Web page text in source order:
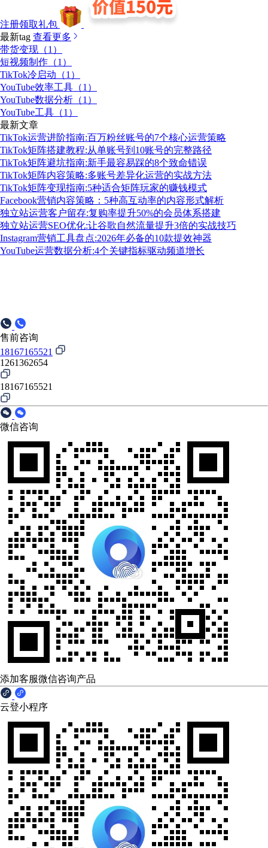
注册领取礼包
最新tag 查看更多
带货变现（1）
短视频制作（1）
TikTok冷启动（1）
YouTube效率工具（1）
YouTube数据分析（1）
YouTube工具（1）
最新文章
TikTok运营进阶指南:百万粉丝账号的7个核心运营策略
TikTok矩阵搭建教程:从单账号到10账号的完整路径
TikTok矩阵避坑指南:新手最容易踩的8个致命错误
TikTok矩阵内容策略:多账号差异化运营的实战方法
TikTok矩阵变现指南:5种适合矩阵玩家的赚钱模式
Facebook营销内容策略：5种高互动率的内容形式解析
独立站运营客户留存:复购率提升50%的会员体系搭建
独立站运营SEO优化:让谷歌自然流量提升3倍的实战技巧
Instagram营销工具盘点:2026年必备的10款提效神器
YouTube运营数据分析:4个关键指标驱动频道增长
售前咨询
18167165521
1261362654
18167165521
微信咨询
添加客服微信咨询产品
云登小程序